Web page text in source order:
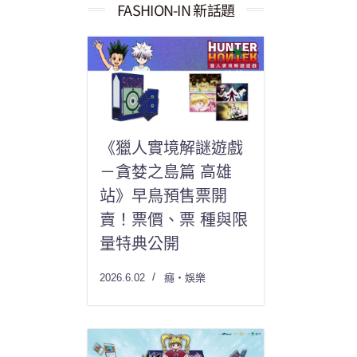
果： FASHION-IN 新話題
《獵人實境解謎遊戲
－貪婪之島篇 高雄
站》早鳥預售票開
賣！票價、票 種與限
量特典公開
2026.6.02 癮・娛樂